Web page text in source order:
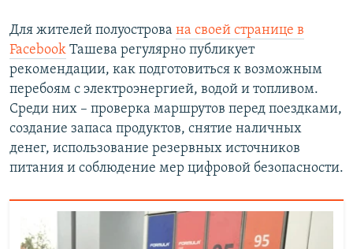
Для жителей полуострова на своей странице в
Facebook Ташева регулярно публикует
рекомендации, как подготовиться к возможным
перебоям с электроэнергией, водой и топливом.
Среди них – проверка маршрутов перед поездками,
создание запаса продуктов, снятие наличных
денег, использование резервных источников
питания и соблюдение мер цифровой безопасности.